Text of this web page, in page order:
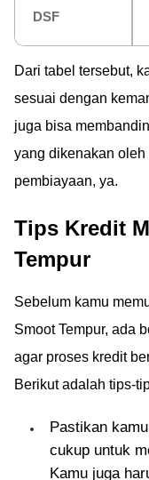
DSF
Dari tabel tersebut,
sesuai dengan
juga bisa
yang dikenakan
pembiayaan, ya.
Tips Kredit
Tempur
Sebelum kamu
Smoot Tempur, ada
agar proses kredit
Berikut adalah tips-
Pastikan
cukup untuk
Kamu juga